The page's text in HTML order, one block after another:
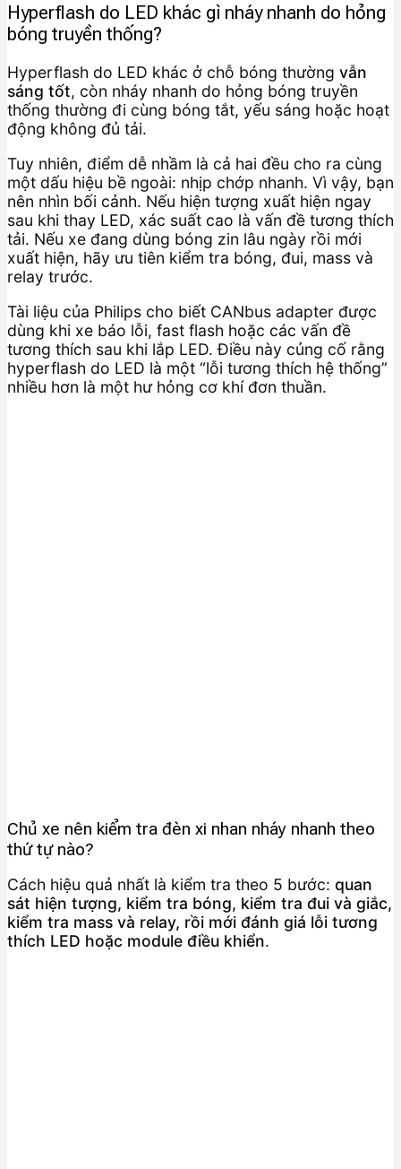
Hyperflash do LED khác gì nháy nhanh do hỏng
bóng truyền thống?
Hyperflash do LED khác ở chỗ bóng thường vẫn
sáng tốt, còn nháy nhanh do hỏng bóng truyền
thống thường đi cùng bóng tắt, yếu sáng hoặc hoạt
động không đủ tải.
Tuy nhiên, điểm dễ nhầm là cả hai đều cho ra cùng
một dấu hiệu bề ngoài: nhịp chớp nhanh. Vì vậy, bạn
nên nhìn bối cảnh. Nếu hiện tượng xuất hiện ngay
sau khi thay LED, xác suất cao là vấn đề tương thích
tải. Nếu xe đang dùng bóng zin lâu ngày rồi mới
xuất hiện, hãy ưu tiên kiểm tra bóng, đui, mass và
relay trước.
Tài liệu của Philips cho biết CANbus adapter được
dùng khi xe báo lỗi, fast flash hoặc các vấn đề
tương thích sau khi lắp LED. Điều này củng cố rằng
hyperflash do LED là một “lỗi tương thích hệ thống”
nhiều hơn là một hư hỏng cơ khí đơn thuần.
Chủ xe nên kiểm tra đèn xi nhan nháy nhanh theo
thứ tự nào?
Cách hiệu quả nhất là kiểm tra theo 5 bước: quan
sát hiện tượng, kiểm tra bóng, kiểm tra đui và giắc,
kiểm tra mass và relay, rồi mới đánh giá lỗi tương
thích LED hoặc module điều khiển.